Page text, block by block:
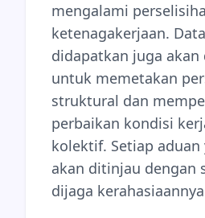
mengalami
ketenagakerjaan.
didapatkan juga akan
untuk memetakan
struktural dan
perbaikan kondisi
kolektif. Setiap aduan
akan ditinjau dengan
dijaga